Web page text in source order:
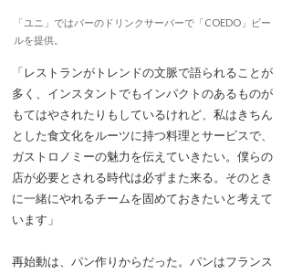
「ユニ」ではバーのドリンクサーバーで「COEDO」ビー
ルを提供。
「レストランがトレンドの文脈で語られることが
多く、インスタントでもインパクトのあるものが
もてはやされたりもしているけれど、私はきちん
とした食文化をルーツに持つ料理とサービスで、
ガストロノミーの魅力を伝えていきたい。僕らの
店が必要とされる時代は必ずまた来る。そのとき
に一緒にやれるチームを固めておきたいと考えて
います」
再始動は、パン作りからだった。パンはフランス